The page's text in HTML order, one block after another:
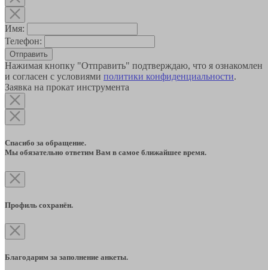
Имя:
Телефон:
Отправить
Нажимая кнопку "Отправить" подтверждаю, что я ознакомлен
и согласен с условиями политики конфиденциальности.
Заявка на прокат инструмента
Спасибо за обращение.
Мы обязательно ответим Вам в самое ближайшее время.
Профиль сохранён.
Благодарим за заполнение анкеты.